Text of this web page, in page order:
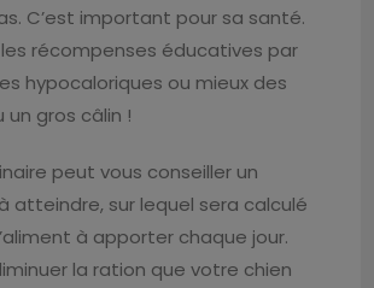
C’est important pour sa santé.
récompenses éducatives par
hypocaloriques ou mieux des
un gros câlin !
peut vous conseiller un
atteindre, sur lequel sera calculé
à apporter chaque jour.
la ration que votre chien